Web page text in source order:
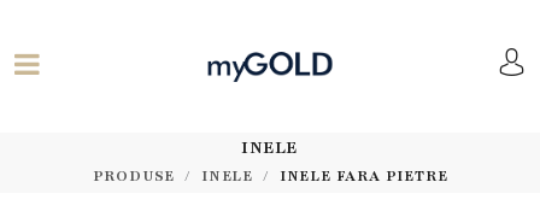
INELE
PRODUSE INELE INELE FARA PIETRE